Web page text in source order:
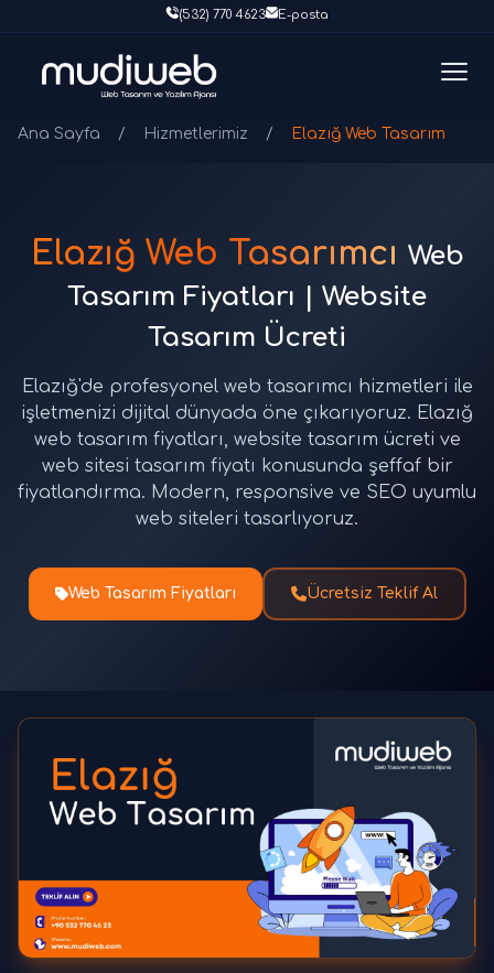
(532) 770 4623 E-posta
Ana Sayfa / Hizmetlerimiz / Elazığ Web Tasarım
Elazığ Web Tasarımcı Web
Tasarım Fiyatları | Website
Tasarım Ücreti
Elazığ'de profesyonel web tasarımcı hizmetleri ile
işletmenizi dijital dünyada öne çıkarıyoruz. Elazığ
web tasarım fiyatları, website tasarım ücreti ve
web sitesi tasarım fiyatı konusunda şeffaf bir
fiyatlandırma. Modern, responsive ve SEO uyumlu
web siteleri tasarlıyoruz.
Web Tasarım Fiyatları Ücretsiz Teklif Al